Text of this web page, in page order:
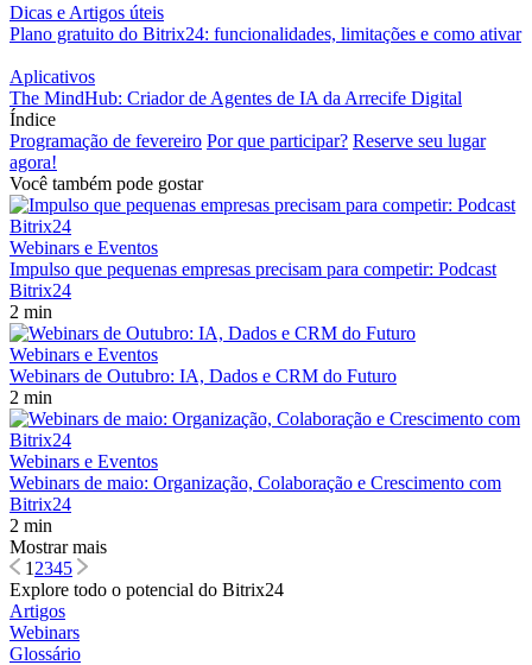
Dicas e Artigos úteis
Plano gratuito do Bitrix24: funcionalidades, limitações e como ativar
Aplicativos
The MindHub: Criador de Agentes de IA da Arrecife Digital
Índice
Programação de fevereiro Por que participar? Reserve seu lugar
agora!
Você também pode gostar
Webinars e Eventos
Impulso que pequenas empresas precisam para competir: Podcast
Bitrix24
2 min
Webinars e Eventos
Webinars de Outubro: IA, Dados e CRM do Futuro
2 min
Webinars e Eventos
Webinars de maio: Organização, Colaboração e Crescimento com
Bitrix24
2 min
Mostrar mais
1 2345
Explore todo o potencial do Bitrix24
Artigos
Webinars
Glossário